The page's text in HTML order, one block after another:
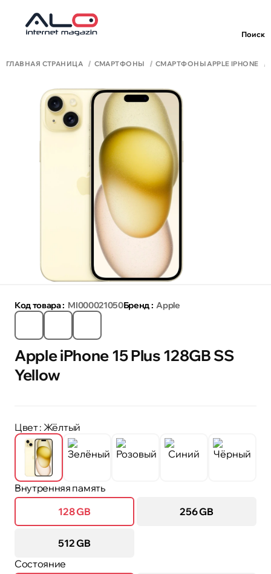
Поиск
ГЛАВНАЯ СТРАНИЦА СМАРТФОНЫ СМАРТФОНЫ APPLE IPHONE
Код товара : MI000021050Бренд : Apple
Apple iPhone 15 Plus 128GB SS
Yellow
Цвет: Жёлтый
Внутренняя память
128 GB
256 GB
512 GB
Состояние